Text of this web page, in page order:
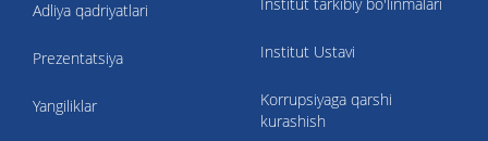
Adliya qadriyatlari
Prezentatsiya
Yangiliklar
Institut Ustavi
Korrupsiyaga qarshi
kurashish